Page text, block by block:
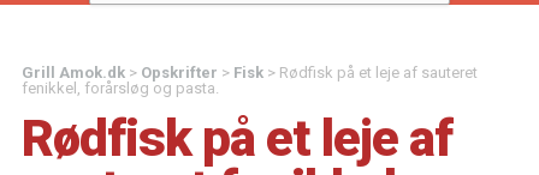
Grill Amok.dk> Opskrifter > Fisk> Rødfisk på et leje af sauteret
fenikkel, forårsløg og pasta.
Rødfisk på et leje af